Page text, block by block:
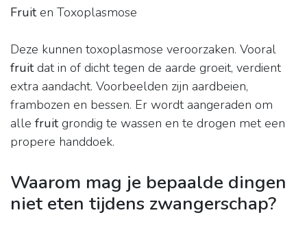
Fruiten Toxoplasmose
Deze kunnen toxoplasmose veroorzaken. Vooral
fruitdat in of dicht tegen de aarde groeit, verdient
extra aandacht. Voorbeelden zijn aardbeien,
frambozen en bessen. Er wordt aangeraden om
alle fruitgrondig te wassen en te drogen met een
propere handdoek.
Waarom mag je bepaalde dingen
niet eten tijdens zwangerschap?